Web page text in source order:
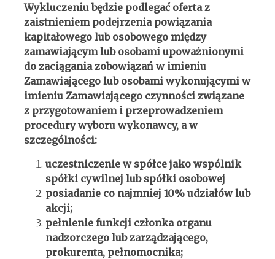
Wykluczeniu będzie podlegać oferta z
zaistnieniem podejrzenia powiązania
kapitałowego lub osobowego między
zamawiającym lub osobami upoważnionymi
do zaciągania zobowiązań w imieniu
Zamawiającego lub osobami wykonującymi w
imieniu Zamawiającego czynności związane
z przygotowaniem i przeprowadzeniem
procedury wyboru wykonawcy, a w
szczególności:
uczestniczenie w spółce jako wspólnik
spółki cywilnej lub spółki osobowej
posiadanie co najmniej 10% udziałów lub
akcji;
pełnienie funkcji członka organu
nadzorczego lub zarządzającego,
prokurenta, pełnomocnika;